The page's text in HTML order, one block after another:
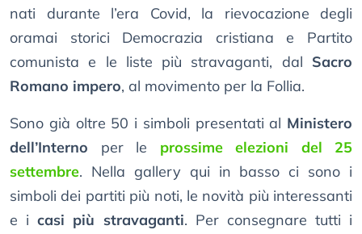
nati durante l’era Covid, la rievocazione degli
oramai storici Democrazia cristiana e Partito
comunista e le liste più stravaganti, dal Sacro
Romano impero, al movimento per la Follia.
Sono già oltre 50 i simboli presentati al Ministero
dell’Interno per le prossime elezioni del 25
settembre. Nella gallery qui in basso ci sono i
simboli dei partiti più noti, le novità più interessanti
e icasi più stravaganti. Per consegnare tutti i